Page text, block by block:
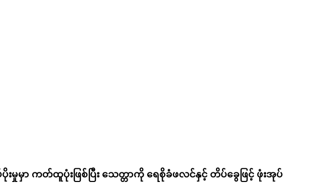
မှုမှာ ကတ်ထူပုံးဖြစ်ပြီး သေတ္တာကို ရေစိုခံဖလင်နှင့် တိပ်ခွေဖြင့် ဖုံးအုပ်